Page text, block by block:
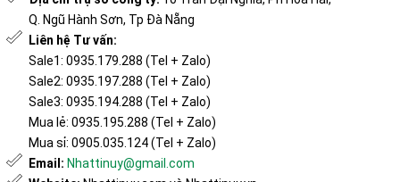
Q. Ngũ Hành Sơn, Tp Đà Nẵng
Liên hệ Tư vấn:
Sale1: 0935.179.288 (Tel + Zalo)
Sale2: 0935.197.288 (Tel + Zalo)
Sale3: 0935.194.288 (Tel + Zalo)
Mua lẻ: 0935.195.288 (Tel + Zalo)
Mua sỉ: 0905.035.124 (Tel + Zalo)
Email: Nhattinuy@gmail.com